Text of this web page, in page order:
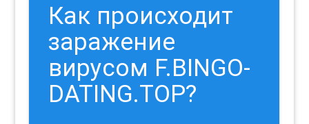
Как происходит
заражение
вирусом F.BINGO-
DATING.TOP?